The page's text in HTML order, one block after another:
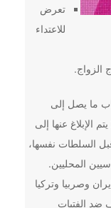
تعرض
للاعتداء
الزواج.
ما يصل إلى
الإبلاغ عنها إلى
السلطات نفسها،
المحليين.
وصربيا وتركيا
ضد الفتيات